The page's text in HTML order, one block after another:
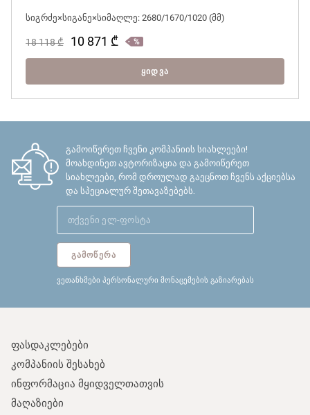
სიგრძე×სიგანე×სიმაღლე: 2680/1670/1020 (მმ)
18 118₾ 10 871 ₾
ᲧᲘᲓᲕᲐ
გამოიწერეთ ჩვენი კომპანიის სიახლეები!
მოახდინეთ ავტორიზაცია და გამოიწერეთ
სიახლეები, რომ დროულად გაეცნოთ ჩვენს აქციებსა
და სპეციალურ შეთავაზებებს.
ᲒᲐᲛᲝᲬᲔᲠᲐ
ვეთანხმები პერსონალური მონაცემების გაზიარებას
ფასდაკლებები
კომპანიის შესახებ
ინფორმაცია მყიდველთათვის
მაღაზიები